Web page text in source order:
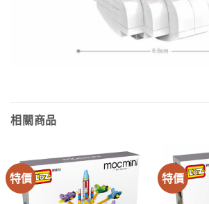
相關商品
特價 特價